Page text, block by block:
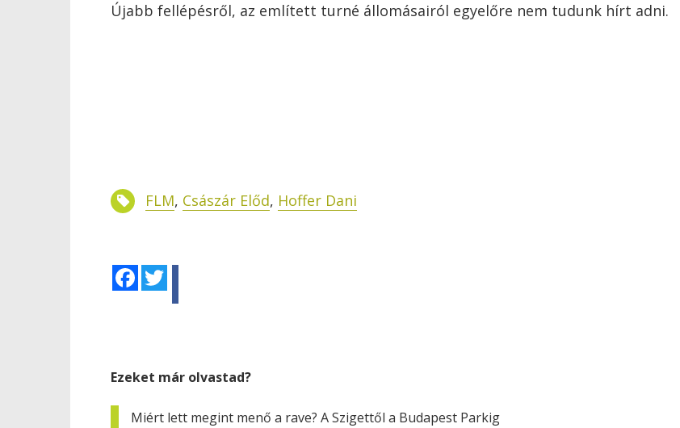
Újabb fellépésről, az említett turné állomásairól egyelőre nem tudunk hírt adni.
FLM, Császár Előd, Hoffer Dani
Facebook
Ezeket már olvastad?
Miért lett megint menő a rave? A Szigettől a Budapest Parkig